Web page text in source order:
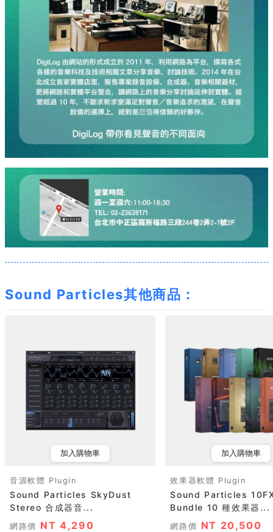
Sound Particles其他商品：
加入購物車
音源軟體 Plugin
Sound Particles SkyDust
Stereo 合成器音...
網路價 NT 4,290
加入購物車
效果器軟體 Plugin
Sound Particles
Bundle 10 種效果器...
網路價 NT 20,500